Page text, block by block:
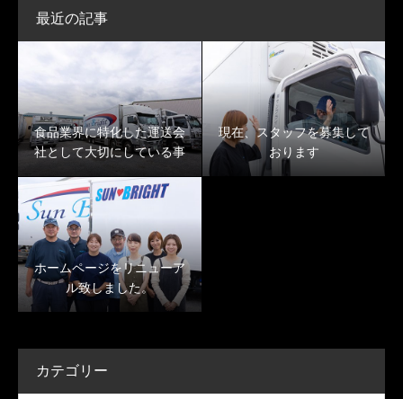
最近の記事
食品業界に特化した運送会
社として大切にしている事
現在、スタッフを募集して
おります
ホームページをリニューア
ル致しました。
カテゴリー